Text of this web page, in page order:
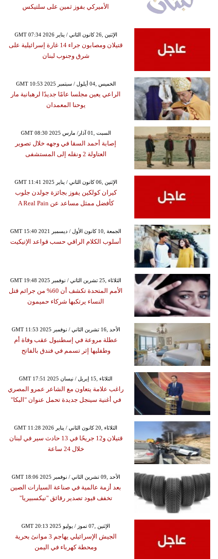
الأميركي بفوز ثمين على سلتيكس
GMT 07:34 2026 الإثنين ,26 كانون الثاني / يناير
قتيلان ومصابون جراء 14 غارة إسرائيلية على
شرق وجنوب لبنان
GMT 10:53 2025 الخميس ,04 أيلول / سبتمبر
الراعي يعين مجلسا عامًا جديدًا لرهبانية مار
يوحنا المعمدان
GMT 08:30 2025 السبت ,01 آذار/ مارس
إصابة أحمد السقا في وجهه خلال تصوير
العتاولة 2 ونقله إلى المستشفى
GMT 11:41 2025 الإثنين ,06 كانون الثاني / يناير
كيران كولكين يفوز بجائزة جولدن جلوب
كأفضل ممثل مساعد عن A Real Pain
GMT 15:40 2021 الجمعة ,10 كانون الأول / ديسمبر
أسلوب الكلام الراقي حسب قواعد الإتيكيت
GMT 19:48 2025 الثلاثاء ,25 تشرين الثاني / نوفمبر
الأمم المتحدة تكشف أن 60% من جرائم قتل
النساء يرتكبها شركاء حميمون
GMT 11:53 2025 الأحد ,16 تشرين الثاني / نوفمبر
عطلة مروعة في إسطنبول عقب وفاة أم
وطفليها إثر تسمم في فندق بالفاتح
GMT 17:51 2025 الثلاثاء ,15 إبريل / نيسان
راغب علامة يتعاون مع الشاعر عمرو المصري
في أغنية سينجل جديدة تحمل عنوان "البكا"
GMT 11:28 2026 الثلاثاء ,20 كانون الثاني / يناير
قتيلان و12 جريحًا في 13 حادث سير في لبنان
خلال 24 ساعة
GMT 18:06 2025 الأحد ,09 تشرين الثاني / نوفمبر
بعد أزمة عالمية في صناعة السيارات الصين
تخفف قيود تصدير رقائق "نيكسبيريا"
GMT 20:13 2025 الإثنين ,07 تموز / يوليو
الجيش الإسرائيلي يهاجم 3 موانئ بحرية
ومحطة كهرباء في اليمن